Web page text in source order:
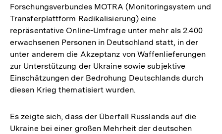
Forschungsverbundes MOTRA (Monitoringsystem und
Transferplattform Radikalisierung) eine
repräsentative Online-Umfrage unter mehr als 2.400
erwachsenen Personen in Deutschland statt, in der
unter anderem die Akzeptanz von Waffenlieferungen
zur Unterstützung der Ukraine sowie subjektive
Einschätzungen der Bedrohung Deutschlands durch
diesen Krieg thematisiert wurden.
Es zeigte sich, dass der Überfall Russlands auf die
Ukraine bei einer großen Mehrheit der deutschen